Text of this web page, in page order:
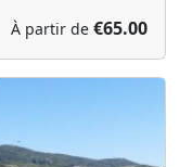
À partir de €65.00